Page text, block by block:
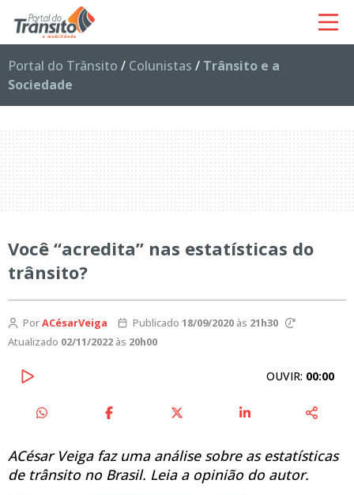
Portal do Trânsito / Colunistas / Trânsito e a
Sociedade
Você “acredita” nas estatísticas do
trânsito?
PorACésarVeiga Publicado 18/09/2020às 21h30
Atualizado 02/11/2022 às 20h00
OUVIR: 00:00
ACésar Veiga faz uma análise sobre as estatísticas
de trânsito no Brasil. Leia a opinião do autor.